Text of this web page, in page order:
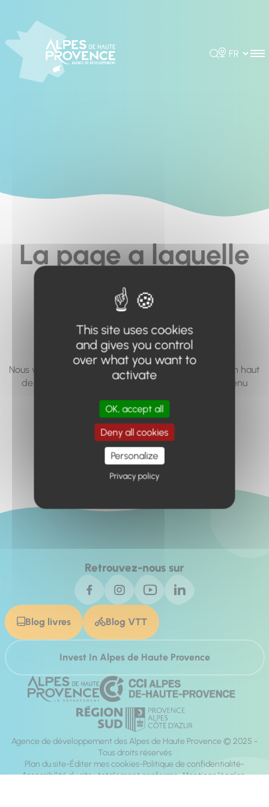
Rechercher
Choisir la
La page a laquelle
vous cherchez à
accéder n'existe
pas... ou plus.
Nous vous invitons à utiliser le moteur de recherche en haut
de page, ou à utiliser le menu pour trouver le contenu
Retour à l'accueil
Retrouvez-nous sur
Blog livres Blog VTT
Invest In Alpes de Haute Provence
Agence de développement des Alpes de Haute Provence © 2025 -
Tous droits réservés
Plan du site Éditer mes cookies Politique de confidentialité
Accessibilité du site : totalement conforme Mentions légales
This site uses cookies
and gives you control
over what you want to
activate
OK, accept all
Deny all cookies
Personalize
Privacy policy